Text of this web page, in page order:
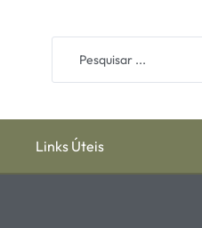
Links Úteis